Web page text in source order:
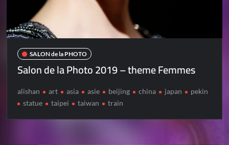
SALON de la PHOTO
Salon de la Photo 2019 – theme Femmes
alishan art asia asie beijing china japan
pekin
statue
taipei taiwan train